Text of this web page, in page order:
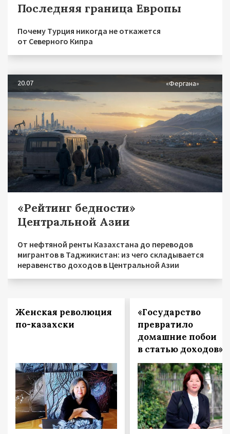
Последняя граница Европы
Почему Турция никогда не откажется
от Северного Кипра
20.07 «Фергана»
«Рейтинг бедности»
Центральной Азии
От нефтяной ренты Казахстана до переводов
мигрантов в Таджикистан: из чего складывается
неравенство доходов в Центральной Азии
Женская революция
по-казахски
«Государство
превратило
домашние побои
в статью доходов»